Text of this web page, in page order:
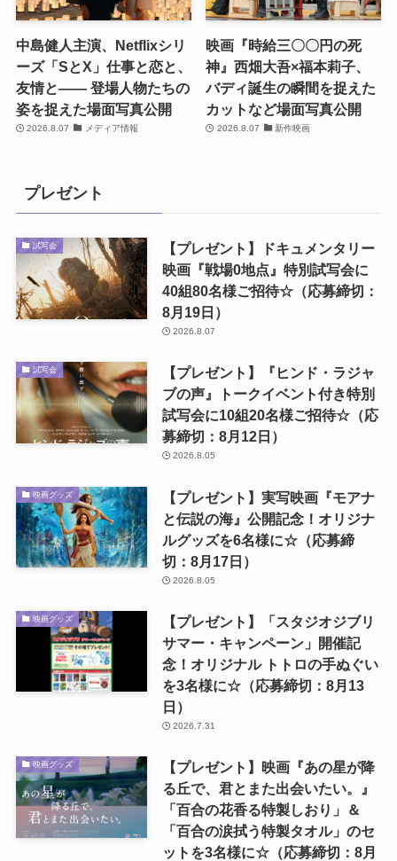
中島健人主演、Netflixシリ
ーズ「SとX」仕事と恋と、
友情と―― 登場人物たちの
姿を捉えた場面写真公開
2026.8.07 メディア情報
映画『時給三〇〇円の死
神』西畑大吾×福本莉子、
バディ誕生の瞬間を捉えた
カットなど場面写真公開
2026.8.07 新作映画
プレゼント
試写会
【プレゼント】ドキュメンタリー
映画『戦場0地点』特別試写会に
40組80名様ご招待☆（応募締切：
8月19日）
2026.8.07
試写会
【プレゼント】『ヒンド・ラジャ
ブの声』トークイベント付き特別
試写会に10組20名様ご招待☆（応
募締切：8月12日）
2026.8.05
映画グッズ
【プレゼント】実写映画『モアナ
と伝説の海』公開記念！オリジナ
ルグッズを6名様に☆（応募締
切：8月17日）
2026.8.05
映画グッズ
【プレゼント】「スタジオジブリ
サマー・キャンペーン」開催記
念！オリジナル トトロの手ぬぐい
を3名様に☆（応募締切：8月13
日）
2026.7.31
映画グッズ
【プレゼント】映画『あの星が降
る丘で、君とまた出会いたい。』
「百合の花香る特製しおり」＆
「百合の涙拭う特製タオル」のセ
ットを3名様に☆（応募締切：8月